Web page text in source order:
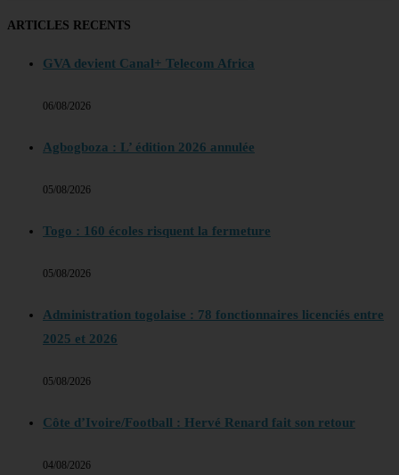
ARTICLES RECENTS
GVA devient Canal+ Telecom Africa
06/08/2026
Agbogboza : L’ édition 2026 annulée
05/08/2026
Togo : 160 écoles risquent la fermeture
05/08/2026
Administration togolaise : 78 fonctionnaires licenciés entre
2025 et 2026
05/08/2026
Côte d’Ivoire/Football : Hervé Renard fait son retour
04/08/2026